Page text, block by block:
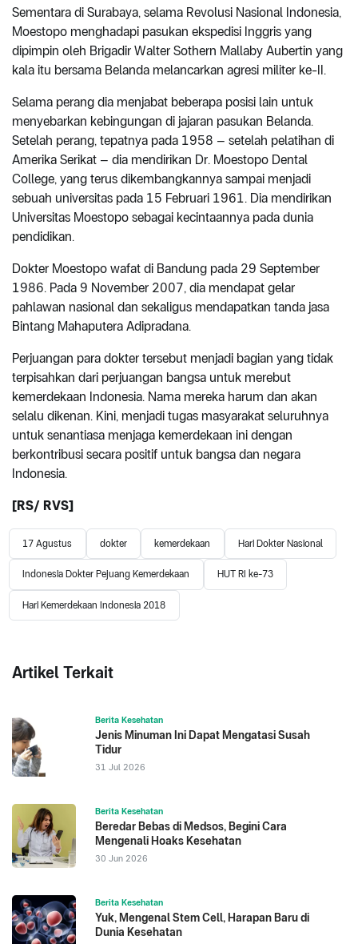
Sementara di Surabaya, selama Revolusi Nasional Indonesia,
Moestopo menghadapi pasukan ekspedisi Inggris yang
dipimpin oleh Brigadir Walter Sothern Mallaby Aubertin yang
kala itu bersama Belanda melancarkan agresi militer ke-II.
Selama perang dia menjabat beberapa posisi lain untuk
menyebarkan kebingungan di jajaran pasukan Belanda.
Setelah perang, tepatnya pada 1958 – setelah pelatihan di
Amerika Serikat – dia mendirikan Dr. Moestopo Dental
College, yang terus dikembangkannya sampai menjadi
sebuah universitas pada 15 Februari 1961. Dia mendirikan
Universitas Moestopo sebagai kecintaannya pada dunia
pendidikan.
Dokter Moestopo wafat di Bandung pada 29 September
1986. Pada 9 November 2007, dia mendapat gelar
pahlawan nasional dan sekaligus mendapatkan tanda jasa
Bintang Mahaputera Adipradana.
Perjuangan para dokter tersebut menjadi bagian yang tidak
terpisahkan dari perjuangan bangsa untuk merebut
kemerdekaan Indonesia. Nama mereka harum dan akan
selalu dikenan. Kini, menjadi tugas masyarakat seluruhnya
untuk senantiasa menjaga kemerdekaan ini dengan
berkontribusi secara positif untuk bangsa dan negara
Indonesia.
[RS/ RVS]
17 Agustus dokter kemerdekaan Hari Dokter Nasional
Indonesia Dokter Pejuang Kemerdekaan HUT RI ke-73
Hari Kemerdekaan Indonesia 2018
Artikel Terkait
Berita Kesehatan
Jenis Minuman Ini Dapat Mengatasi Susah
Tidur
31 Jul 2026
Berita Kesehatan
Beredar Bebas di Medsos, Begini Cara
Mengenali Hoaks Kesehatan
30 Jun 2026
Berita Kesehatan
Yuk, Mengenal Stem Cell, Harapan Baru di
Dunia Kesehatan